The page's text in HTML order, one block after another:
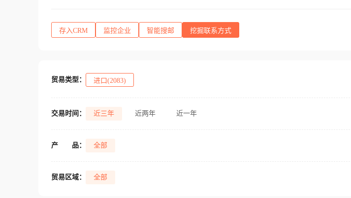
存入CRM 监控企业 智能搜邮 挖掘联系方式
贸易类型： 进口(2083)
交易时间： 近三年 近两年 近一年
产 品： 全部
贸易区域： 全部